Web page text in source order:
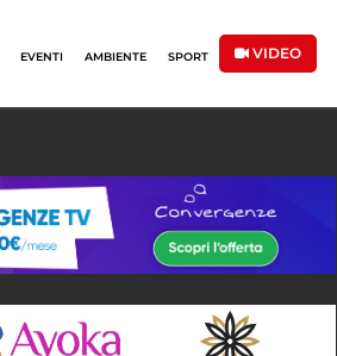
EVENTI AMBIENTE SPORT VIDEO